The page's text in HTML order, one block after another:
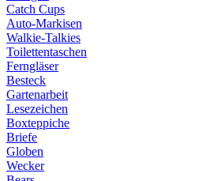
Catch Cups
Auto-Markisen
Walkie-Talkies
Toilettentaschen
Ferngläser
Besteck
Gartenarbeit
Lesezeichen
Boxteppiche
Briefe
Globen
Wecker